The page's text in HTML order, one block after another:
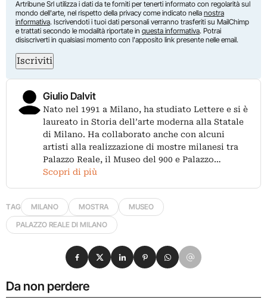
Artribune Srl utilizza i dati da te forniti per tenerti informato con regolarità sul
mondo dell'arte, nel rispetto della privacy come indicato nella nostra
informativa. Iscrivendoti i tuoi dati personali verranno trasferiti su MailChimp
e trattati secondo le modalità riportate in questa informativa. Potrai
disiscriverti in qualsiasi momento con l'apposito link presente nelle email.
Iscriviti
Giulio Dalvit
Nato nel 1991 a Milano, ha studiato Lettere e si è
laureato in Storia dell’arte moderna alla Statale
di Milano. Ha collaborato anche con alcuni
artisti alla realizzazione di mostre milanesi tra
Palazzo Reale, il Museo del 900 e Palazzo…
Scopri di più
TAG MILANO MOSTRA
MUSEO
PALAZZO REALE DI MILANO
Da non perdere
Condividi su Facebook
Condividi su X
Condividi su LinkedIn
Condividi su Pinterest
Condividi su WhatsApp
Condividi su Email